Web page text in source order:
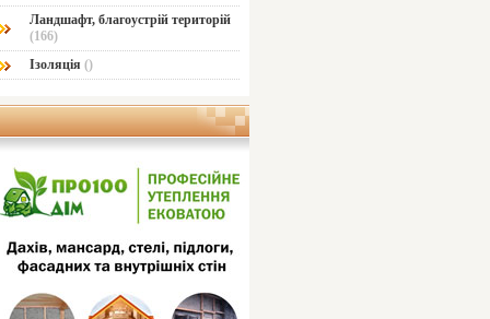
Ландшафт, благоустрій територій
(166)
Ізоляція ()